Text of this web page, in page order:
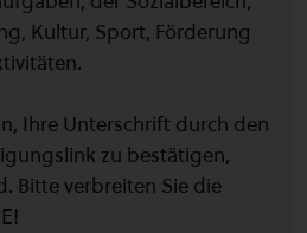
Kultur, Sport, Förderung
Ihre Unterschrift durch den
zu bestätigen,
Bitte verbreiten Sie die